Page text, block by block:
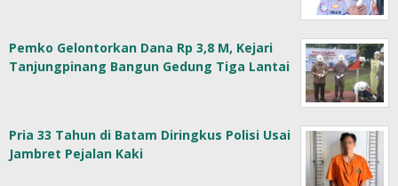
Pemko Gelontorkan Dana Rp 3,8 M, Kejari
Tanjungpinang Bangun Gedung Tiga Lantai
Pria 33 Tahun di Batam Diringkus Polisi Usai
Jambret Pejalan Kaki